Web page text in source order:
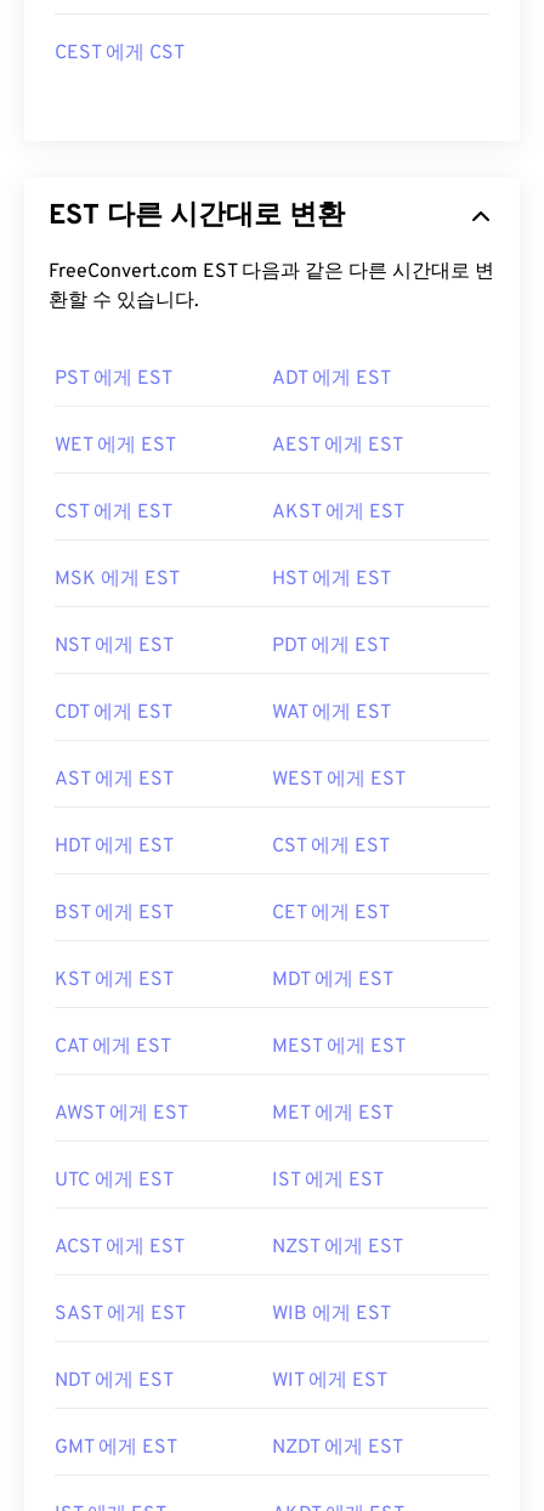
CEST 에게 CST
EST 다른 시간대로 변환
FreeConvert.com EST 다음과 같은 다른 시간대로 변
환할 수 있습니다.
PST 에게 EST ADT 에게 EST
WET 에게 EST AEST 에게 EST
CST 에게 EST AKST 에게 EST
MSK 에게 EST HST 에게 EST
NST 에게 EST PDT 에게 EST
CDT 에게 EST WAT 에게 EST
AST 에게 EST WEST 에게 EST
HDT 에게 EST CST 에게 EST
BST 에게 EST CET 에게 EST
KST 에게 EST MDT 에게 EST
CAT 에게 EST MEST 에게 EST
AWST 에게 EST MET 에게 EST
UTC 에게 EST IST 에게 EST
ACST 에게 EST NZST 에게 EST
SAST 에게 EST WIB 에게 EST
NDT 에게 EST WIT 에게 EST
GMT 에게 EST NZDT 에게 EST